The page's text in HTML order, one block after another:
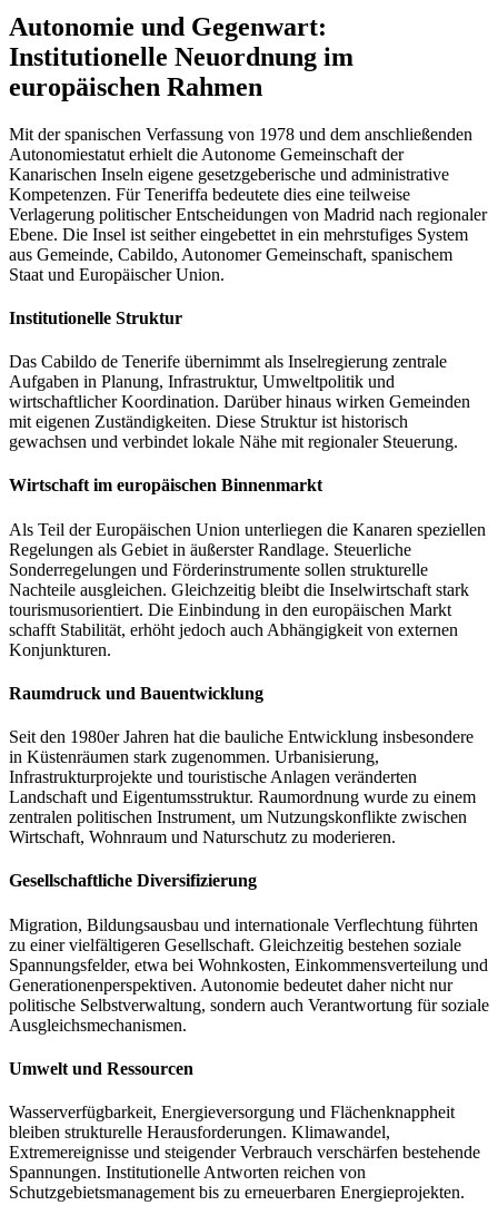
Autonomie und Gegenwart:
Institutionelle Neuordnung im
europäischen Rahmen
Mit der spanischen Verfassung von 1978 und dem anschließenden
Autonomiestatut erhielt die Autonome Gemeinschaft der
Kanarischen Inseln eigene gesetzgeberische und administrative
Kompetenzen. Für Teneriffa bedeutete dies eine teilweise
Verlagerung politischer Entscheidungen von Madrid nach regionaler
Ebene. Die Insel ist seither eingebettet in ein mehrstufiges System
aus Gemeinde, Cabildo, Autonomer Gemeinschaft, spanischem
Staat und Europäischer Union.
Institutionelle Struktur
Das Cabildo de Tenerife übernimmt als Inselregierung zentrale
Aufgaben in Planung, Infrastruktur, Umweltpolitik und
wirtschaftlicher Koordination. Darüber hinaus wirken Gemeinden
mit eigenen Zuständigkeiten. Diese Struktur ist historisch
gewachsen und verbindet lokale Nähe mit regionaler Steuerung.
Wirtschaft im europäischen Binnenmarkt
Als Teil der Europäischen Union unterliegen die Kanaren speziellen
Regelungen als Gebiet in äußerster Randlage. Steuerliche
Sonderregelungen und Förderinstrumente sollen strukturelle
Nachteile ausgleichen. Gleichzeitig bleibt die Inselwirtschaft stark
tourismusorientiert. Die Einbindung in den europäischen Markt
schafft Stabilität, erhöht jedoch auch Abhängigkeit von externen
Konjunkturen.
Raumdruck und Bauentwicklung
Seit den 1980er Jahren hat die bauliche Entwicklung insbesondere
in Küstenräumen stark zugenommen. Urbanisierung,
Infrastrukturprojekte und touristische Anlagen veränderten
Landschaft und Eigentumsstruktur. Raumordnung wurde zu einem
zentralen politischen Instrument, um Nutzungskonflikte zwischen
Wirtschaft, Wohnraum und Naturschutz zu moderieren.
Gesellschaftliche Diversifizierung
Migration, Bildungsausbau und internationale Verflechtung führten
zu einer vielfältigeren Gesellschaft. Gleichzeitig bestehen soziale
Spannungsfelder, etwa bei Wohnkosten, Einkommensverteilung und
Generationenperspektiven. Autonomie bedeutet daher nicht nur
politische Selbstverwaltung, sondern auch Verantwortung für soziale
Ausgleichsmechanismen.
Umwelt und Ressourcen
Wasserverfügbarkeit, Energieversorgung und Flächenknappheit
bleiben strukturelle Herausforderungen. Klimawandel,
Extremereignisse und steigender Verbrauch verschärfen bestehende
Spannungen. Institutionelle Antworten reichen von
Schutzgebietsmanagement bis zu erneuerbaren Energieprojekten.